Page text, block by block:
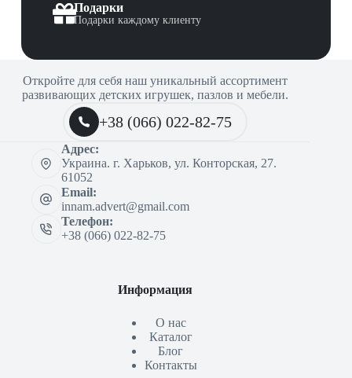
Подарки
Подарки каждому клиенту
Откройте для себя наш уникальный ассортимент
развивающих детских игрушек, пазлов и мебели.
+38 (066) 022-82-75
Адрес:
Украина. г. Харьков, ул. Конторская, 27.
61052
Email:
innam.advert@gmail.com
Телефон:
+38 (066) 022-82-75
Информация
О нас
Каталог
Блог
Контакты